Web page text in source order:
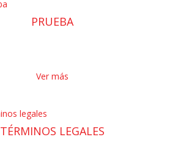
PRUEBA
Ver más
TÉRMINOS LEGALES